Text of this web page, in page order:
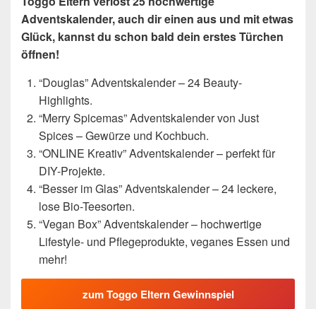
Adventskalender, auch dir einen aus und mit etwas
Glück, kannst du schon bald dein erstes Türchen
öffnen!
“Douglas” Adventskalender – 24 Beauty-
Highlights.
“Merry Spicemas” Adventskalender von Just
Spices – Gewürze und Kochbuch.
“ONLINE Kreativ” Adventskalender – perfekt für
DIY-Projekte.
“Besser im Glas” Adventskalender – 24 leckere,
lose Bio-Teesorten.
“Vegan Box” Adventskalender – hochwertige
Lifestyle- und Pflegeprodukte, veganes Essen und
mehr!
zum Toggo Eltern Gewinnspiel